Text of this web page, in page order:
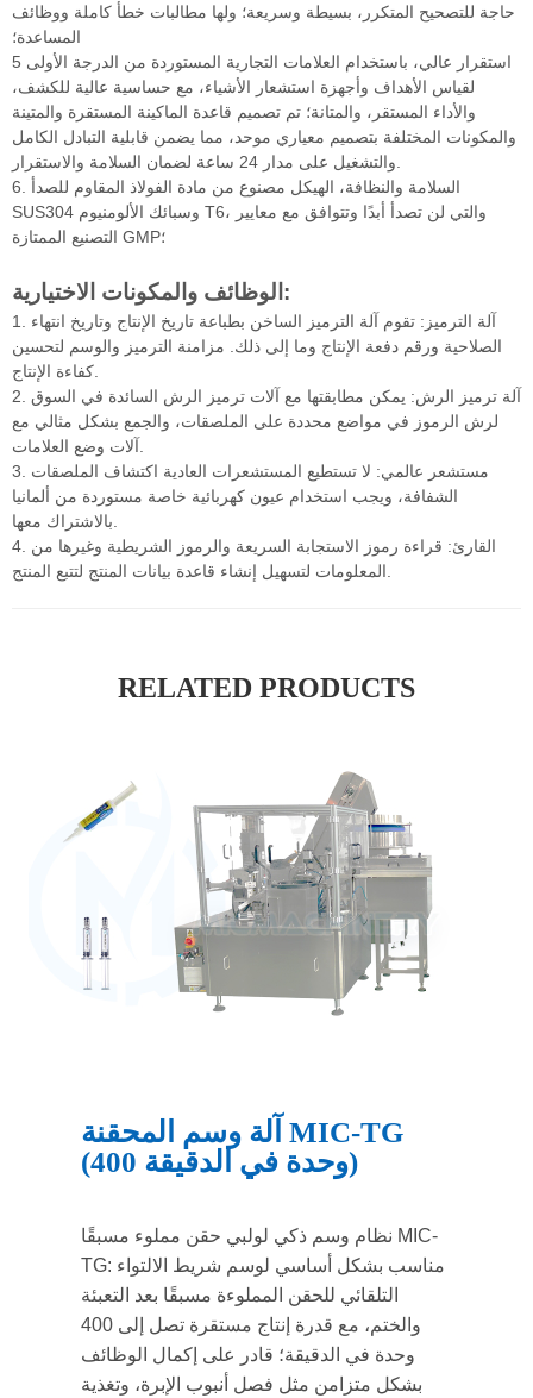
حاجة للتصحيح المتكرر، بسيطة وسريعة؛ ولها مطالبات خطأ كاملة ووظائف
المساعدة؛
5 استقرار عالي، باستخدام العلامات التجارية المستوردة من الدرجة الأولى
لقياس الأهداف وأجهزة استشعار الأشياء، مع حساسية عالية للكشف،
والأداء المستقر، والمتانة؛ تم تصميم قاعدة الماكينة المستقرة والمتينة
والمكونات المختلفة بتصميم معياري موحد، مما يضمن قابلية التبادل الكامل
6. السلامة والنظافة، الهيكل مصنوع من مادة الفولاذ المقاوم للصدأ
SUS304 وسبائك الألومنيوم T6، والتي لن تصدأ أبدًا وتتوافق مع معايير
التصنيع الممتازة GMP؛
الوظائف والمكونات الاختيارية:
1. آلة الترميز: تقوم آلة الترميز الساخن بطباعة تاريخ الإنتاج وتاريخ انتهاء
الصلاحية ورقم دفعة الإنتاج وما إلى ذلك. مزامنة الترميز والوسم لتحسين
2. آلة ترميز الرش: يمكن مطابقتها مع آلات ترميز الرش السائدة في السوق
لرش الرموز في مواضع محددة على الملصقات، والجمع بشكل مثالي مع
3. مستشعر عالمي: لا تستطيع المستشعرات العادية اكتشاف الملصقات
الشفافة، ويجب استخدام عيون كهربائية خاصة مستوردة من ألمانيا
4. القارئ: قراءة رموز الاستجابة السريعة والرموز الشريطية وغيرها من
RELATED PRODUCTS
آلة وسم المحقنة MIC-TG
(400 وحدة في الدقيقة)
نظام وسم ذكي لولبي حقن مملوء مسبقًا MIC-
TG: مناسب بشكل أساسي لوسم شريط الالتواء
التلقائي للحقن المملوءة مسبقًا بعد التعبئة
والختم، مع قدرة إنتاج مستقرة تصل إلى 400
وحدة في الدقيقة؛ قادر على إكمال الوظائف
بشكل متزامن مثل فصل أنبوب الإبرة، وتغذية